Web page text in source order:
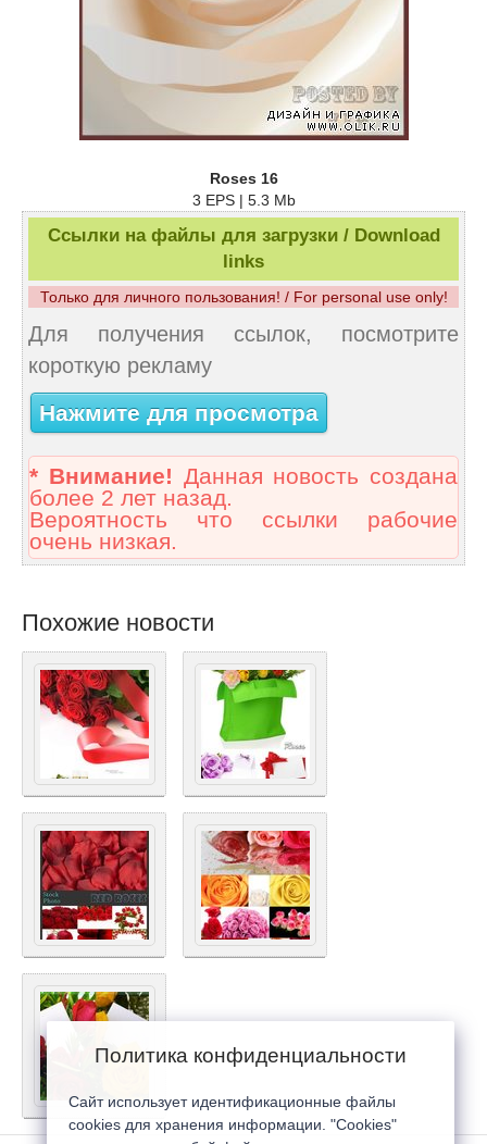
Roses 16
3 EPS | 5.3 Mb
Ссылки на файлы для загрузки / Download
links
Только для личного пользования! / For personal use only!
Для получения ссылок, посмотрите
короткую рекламу
Нажмите для просмотра
* Внимание! Данная новость создана
более 2 лет назад.
Вероятность что ссылки рабочие
очень низкая.
Похожие новости
Политика конфиденциальности
Сайт использует идентификационные файлы
cookies для хранения информации. "Cookies"